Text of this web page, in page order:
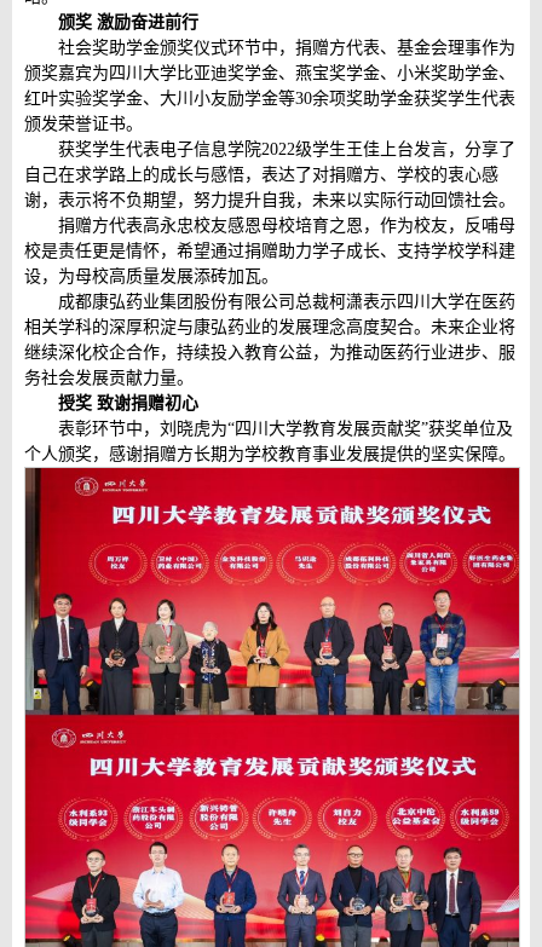
颁奖 激励奋进前行
社会奖助学金颁奖仪式环节中，捐赠方代表、基金会理事作为
颁奖嘉宾为四川大学比亚迪奖学金、燕宝奖学金、小米奖助学金、
红叶实验奖学金、大川小友励学金等30余项奖助学金获奖学生代表
颁发荣誉证书。
获奖学生代表电子信息学院2022级学生王佳上台发言，分享了
自己在求学路上的成长与感悟，表达了对捐赠方、学校的衷心感
谢，表示将不负期望，努力提升自我，未来以实际行动回馈社会。
捐赠方代表高永忠校友感恩母校培育之恩，作为校友，反哺母
校是责任更是情怀，希望通过捐赠助力学子成长、支持学校学科建
设，为母校高质量发展添砖加瓦。
成都康弘药业集团股份有限公司总裁柯潇表示四川大学在医药
相关学科的深厚积淀与康弘药业的发展理念高度契合。未来企业将
继续深化校企合作，持续投入教育公益，为推动医药行业进步、服
务社会发展贡献力量。
授奖 致谢捐赠初心
表彰环节中，刘晓虎为“四川大学教育发展贡献奖”获奖单位及
个人颁奖，感谢捐赠方长期为学校教育事业发展提供的坚实保障。